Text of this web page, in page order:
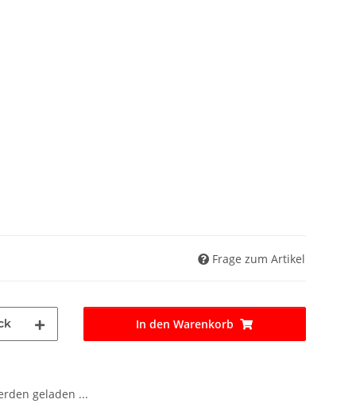
Frage zum Artikel
In den Warenkorb
geladen ...